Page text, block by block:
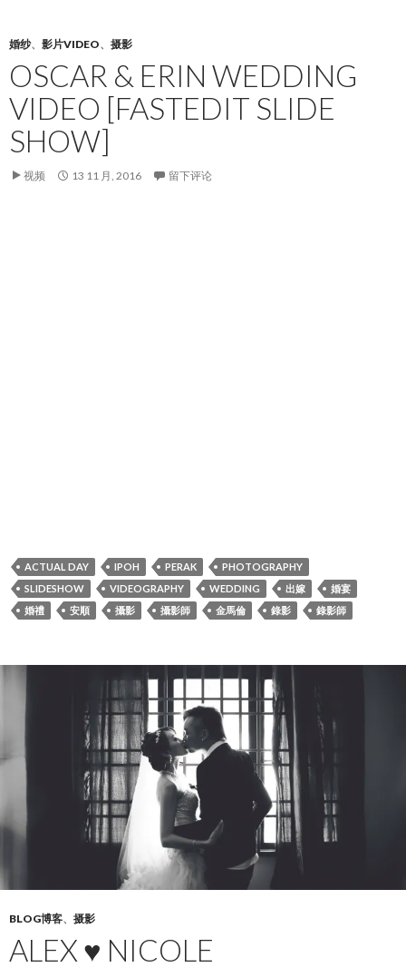
婚纱、 影片VIDEO、 摄影
OSCAR & ERIN WEDDING
VIDEO [FASTEDIT SLIDE
SHOW]
视频 13 11 月, 2016 留下评论
ACTUAL DAY IPOH PERAK
PHOTOGRAPHY
SLIDESHOW
VIDEOGRAPHY WEDDING 出嫁
婚宴
婚禮
安順 攝影 攝影師 金馬倫 錄影 錄影師
BLOG博客、 摄影
ALEX ♥ NICOLE